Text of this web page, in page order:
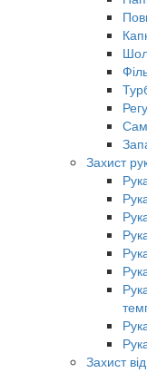
Захист
Захист